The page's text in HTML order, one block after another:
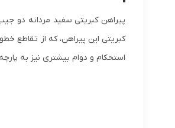
کبریتی این پیراهن، که از تقاطع
استحکام و دوام بیشتری نیز به